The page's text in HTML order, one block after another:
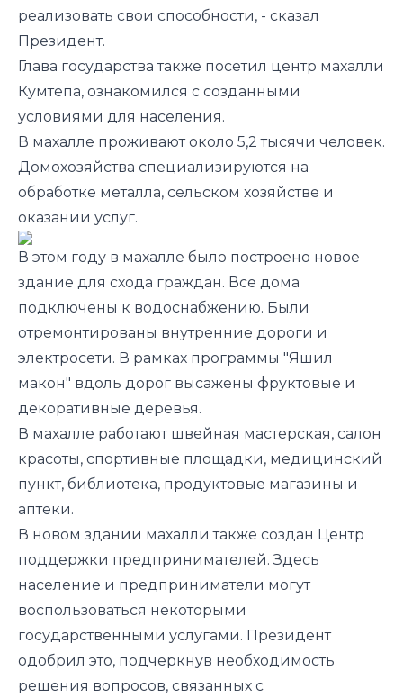
реализовать свои способности, - сказал
Президент.
Глава государства также посетил центр махалли
Кумтепа, ознакомился с созданными
условиями для населения.
В махалле проживают около 5,2 тысячи человек.
Домохозяйства специализируются на
обработке металла, сельском хозяйстве и
оказании услуг.
В этом году в махалле было построено новое
здание для схода граждан. Все дома
подключены к водоснабжению. Были
отремонтированы внутренние дороги и
электросети. В рамках программы "Яшил
макон" вдоль дорог высажены фруктовые и
декоративные деревья.
В махалле работают швейная мастерская, салон
красоты, спортивные площадки, медицинский
пункт, библиотека, продуктовые магазины и
аптеки.
В новом здании махалли также создан Центр
поддержки предпринимателей. Здесь
население и предприниматели могут
воспользоваться некоторыми
государственными услугами. Президент
одобрил это, подчеркнув необходимость
решения вопросов, связанных с